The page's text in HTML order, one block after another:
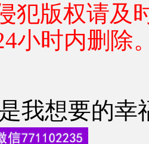
犯版权请及
小时内删除
我想要的幸